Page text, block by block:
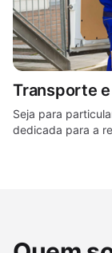
Transporte
Seja para
dedicada para a